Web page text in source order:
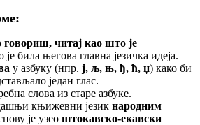
читај као што је
је била његова главна језичка идеја.
у азбуку (нпр. ј, љ, њ, ђ, ћ, џ) како би
један глас.
слова из старе азбуке.
књижевни језик народним
је узео штокавско-екавски